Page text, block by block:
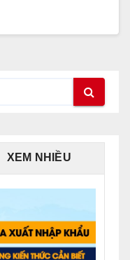
XEM NHIỀU